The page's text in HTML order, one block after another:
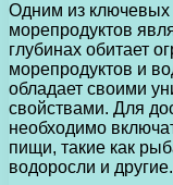
Одним из ключевых
морепродуктов
глубинах обитает
морепродуктов и
обладает своими
свойствами. Для
необходимо
пищи, такие как
водоросли и другие.